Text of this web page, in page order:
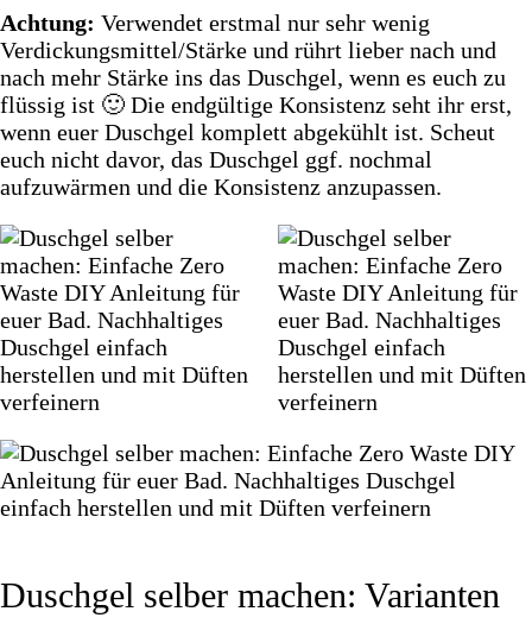
Achtung: Verwendet erstmal nur sehr wenig
Verdickungsmittel/Stärke und rührt lieber nach und
nach mehr Stärke ins das Duschgel, wenn es euch zu
flüssig ist 🙂 Die endgültige Konsistenz seht ihr erst,
wenn euer Duschgel komplett abgekühlt ist. Scheut
euch nicht davor, das Duschgel ggf. nochmal
aufzuwärmen und die Konsistenz anzupassen.
Duschgel selber machen: Varianten